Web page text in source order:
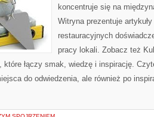
koncentruje się na
Witryna prezentuje
restauracyjnych
pracy lokali. Zobacz też
które łączy smak, wiedzę i inspirację.
do odwiedzenia, ale również po